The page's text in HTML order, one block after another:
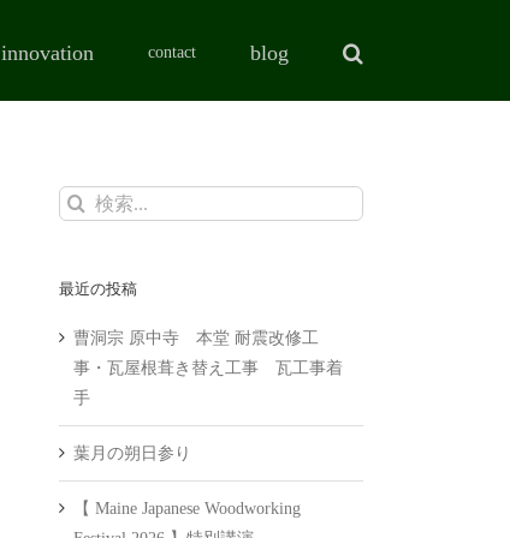
innovation contact blog
検
最近の投稿
曹洞宗 原中寺 本堂 耐震改修工
事・瓦屋根葺き替え工事 瓦工事着
手
葉月の朔日参り
【 Maine Japanese Woodworking